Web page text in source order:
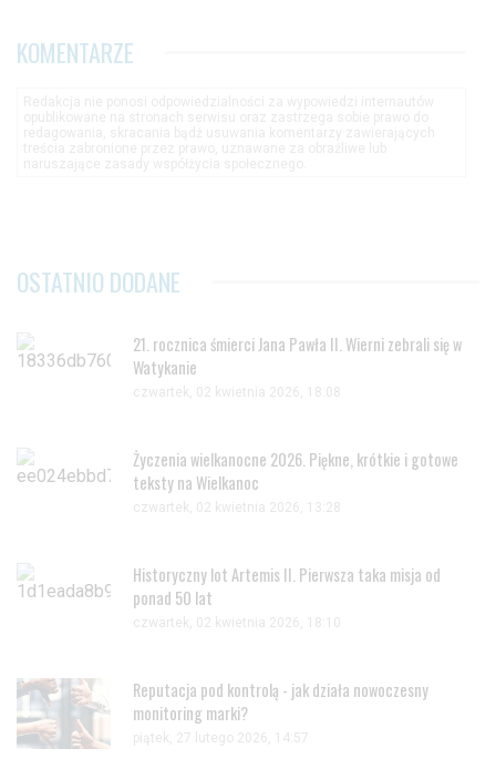
KOMENTARZE
OSTATNIO DODANE
21. rocznica śmierci Jana Pawła II. Wierni zebrali się w
Watykanie
czwartek, 02 kwietnia 2026, 18:08
Życzenia wielkanocne 2026. Piękne, krótkie i gotowe
teksty na Wielkanoc
czwartek, 02 kwietnia 2026, 13:28
Historyczny lot Artemis II. Pierwsza taka misja od
ponad 50 lat
czwartek, 02 kwietnia 2026, 18:10
Reputacja pod kontrolą - jak działa nowoczesny
monitoring marki?
piątek, 27 lutego 2026, 14:57